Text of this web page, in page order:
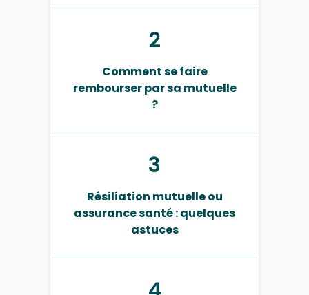
2
Comment se faire
rembourser par sa mutuelle
?
3
Résiliation mutuelle ou
assurance santé : quelques
astuces